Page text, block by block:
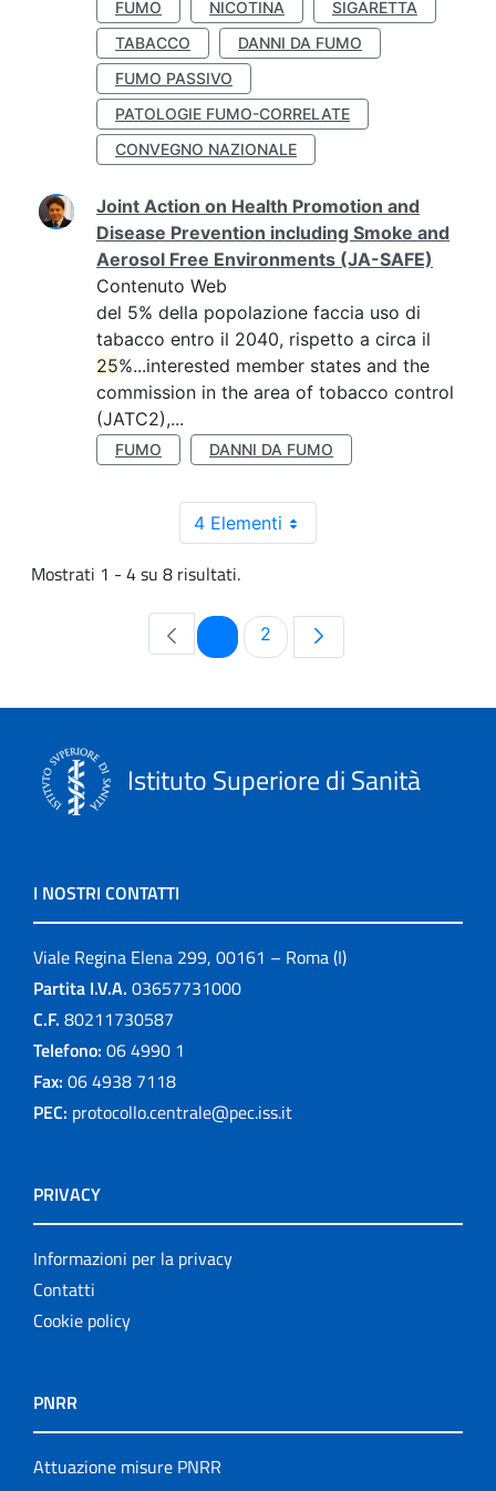
FUMO NICOTINA
SIGARETTA
TABACCO
DANNI DA FUMO
FUMO PASSIVO
PATOLOGIE FUMO-CORRELATE
CONVEGNO NAZIONALE
Joint Action on Health Promotion and
Disease Prevention including Smoke and
Aerosol Free Environments (JA-SAFE)
Contenuto Web
del 5% della popolazione faccia uso di
tabacco entro il 2040, rispetto a circa il
25%...interested member states and the
commission in the area of tobacco control
(JATC2),...
FUMO DANNI DA FUMO
4 Elementi
Mostrati 1 - 4 su 8 risultati.
PaginaPagina
2
Istituto Superiore di Sanità
I NOSTRI CONTATTI
Viale Regina Elena 299, 00161 – Roma (I)
Partita I.V.A. 03657731000
C.F. 80211730587
Telefono: 06 4990 1
Fax: 06 4938 7118
PEC: protocollo.centrale@pec.iss.it
PRIVACY
Informazioni per la privacy
Contatti
Cookie policy
PNRR
Attuazione misure PNRR